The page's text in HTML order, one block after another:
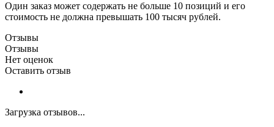
Один заказ может содержать не больше 10 позиций и его
стоимость не должна превышать 100 тысяч рублей.
Отзывы
Отзывы
Нет оценок
Оставить отзыв
Загрузка отзывов...